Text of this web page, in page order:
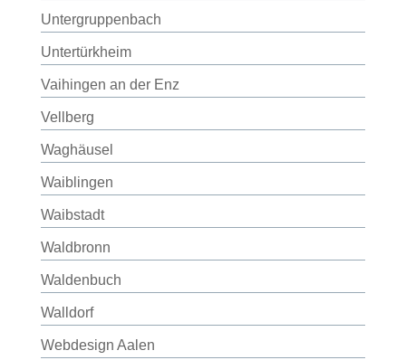
Untergruppenbach
Untertürkheim
Vaihingen an der Enz
Vellberg
Waghäusel
Waiblingen
Waibstadt
Waldbronn
Waldenbuch
Walldorf
Webdesign Aalen